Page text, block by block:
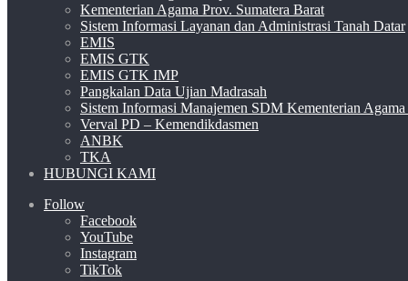
Kementerian Agama Prov. Sumatera Barat
Sistem Informasi Layanan dan Administrasi Tanah Datar
EMIS
EMIS GTK
EMIS GTK IMP
Pangkalan Data Ujian Madrasah
Sistem Informasi Manajemen SDM Kementerian
Verval PD – Kemendikdasmen
ANBK
TKA
HUBUNGI KAMI
Follow
Facebook
YouTube
Instagram
TikTok